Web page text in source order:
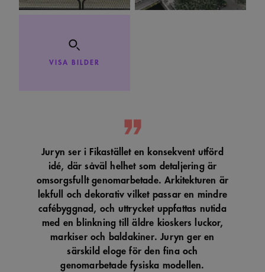
VISA BILDER
Juryn ser i Fikastället en konsekvent utförd
idé, där såväl helhet som detaljering är
omsorgsfullt genomarbetade. Arkitekturen är
lekfull och dekorativ vilket passar en mindre
cafébyggnad, och uttrycket uppfattas nutida
med en blinkning till äldre kioskers luckor,
markiser och baldakiner. Juryn ger en
särskild eloge för den fina och
genomarbetade fysiska modellen.
inbäddade i